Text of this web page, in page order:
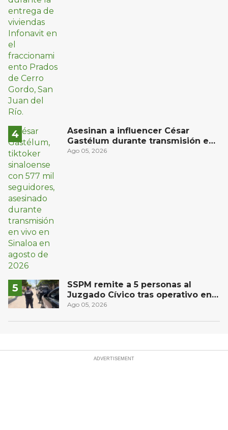
Asesinan a influencer César
Gastélum durante transmisión en
vivo en Sinaloa
Ago 05, 2026
SSPM remite a 5 personas al
Juzgado Cívico tras operativo en
San Juan del Río
Ago 05, 2026